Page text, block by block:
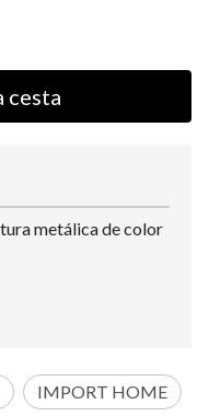
cesta
metálica de color
IMPORT HOME